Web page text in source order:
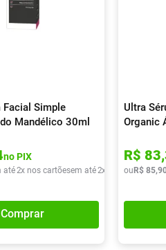
Facial Simple
Mandélico 30ml
no PIX
até2x nos cartõesem até2x de R$ 35,95
Comprar
Ultra
Organic
R$ 83,
ou R$ 85,